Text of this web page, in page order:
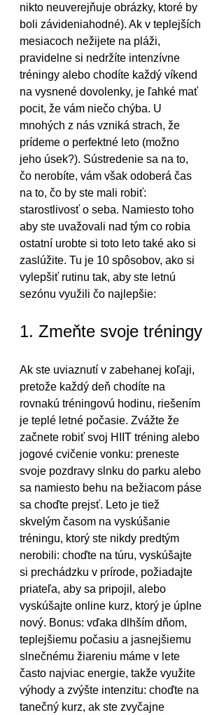
nikto neuverejňuje obrázky, ktoré by
boli závideniahodné). Ak v teplejších
mesiacoch nežijete na pláži,
pravidelne si nedržíte intenzívne
tréningy alebo chodíte každý víkend
na vysnené dovolenky, je ľahké mať
pocit, že vám niečo chýba. U
mnohých z nás vzniká strach, že
prídeme o perfektné leto (možno
jeho úsek?). Sústredenie sa na to,
čo nerobíte, vám však odoberá čas
na to, čo by ste mali robiť:
starostlivosť o seba. Namiesto toho
aby ste uvažovali nad tým co robia
ostatní urobte si toto leto také ako si
zaslúžite. Tu je 10 spôsobov, ako si
vylepšiť rutinu tak, aby ste letnú
sezónu využili čo najlepšie:
1. Zmeňte svoje tréningy
Ak ste uviaznutí v zabehanej koľaji,
pretože každý deň chodíte na
rovnakú tréningovú hodinu, riešením
je teplé letné počasie. Zvážte že
začnete robiť svoj HIIT tréning alebo
jogové cvičenie vonku: preneste
svoje pozdravy slnku do parku alebo
sa namiesto behu na bežiacom páse
sa choďte prejsť. Leto je tiež
skvelým časom na vyskúšanie
tréningu, ktorý ste nikdy predtým
nerobili: choďte na túru, vyskúšajte
si prechádzku v prírode, požiadajte
priateľa, aby sa pripojil, alebo
vyskúšajte online kurz, ktorý je úplne
nový. Bonus: vďaka dlhším dňom,
teplejšiemu počasiu a jasnejšiemu
slnečnému žiareniu máme v lete
často najviac energie, takže využite
výhody a zvýšte intenzitu: choďte na
tanečný kurz, ak ste zvyčajne